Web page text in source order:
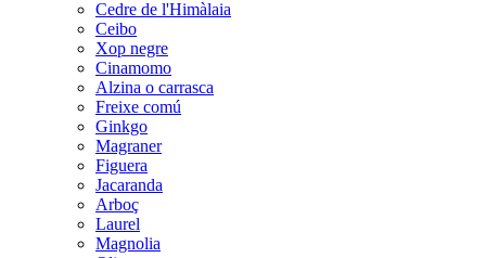
Cedre de l'Himàlaia
Ceibo
Xop negre
Cinamomo
Alzina o carrasca
Freixe comú
Ginkgo
Magraner
Figuera
Jacaranda
Arboç
Laurel
Magnolia